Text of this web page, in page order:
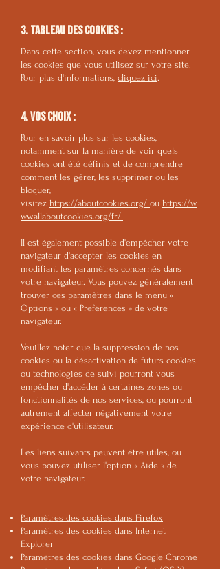
3. Tableau des cookies :
Dans cette section, vous devez mentionner
les cookies que vous utilisez sur votre site.
Pour plus d'informations, cliquez ici.
4. Vos choix :
Pour en savoir plus sur les cookies,
notamment sur la manière de voir quels
cookies ont été définis et de comprendre
comment les gérer, les supprimer ou les
bloquer,
visitez https://aboutcookies.org/ ou https://w
ww.allaboutcookies.org/fr/.
Il est également possible d'empêcher votre
navigateur d'accepter les cookies en
modifiant les paramètres concernés dans
votre navigateur. Vous pouvez généralement
trouver ces paramètres dans le menu «
Options » ou « Préférences » de votre
navigateur.
Veuillez noter que la suppression de nos
cookies ou la désactivation de futurs cookies
ou technologies de suivi pourront vous
empêcher d'accéder à certaines zones ou
fonctionnalités de nos services, ou pourront
autrement affecter négativement votre
expérience d'utilisateur.
Les liens suivants peuvent être utiles, ou
vous pouvez utiliser l'option « Aide » de
votre navigateur.
Paramètres des cookies dans Firefox
Paramètres des cookies dans Internet
Explorer
Paramètres des cookies dans Google Chrome